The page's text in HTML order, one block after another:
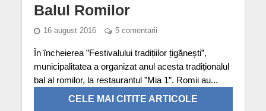
Balul Romilor
16 august 2016 5 comentarii
În încheierea ”Festivalului tradițiilor țigănești”,
municipalitatea a organizat anul acesta tradiționalul
bal al romilor, la restaurantul ”Mia 1”. Romii au...
CELE MAI CITITE ARTICOLE